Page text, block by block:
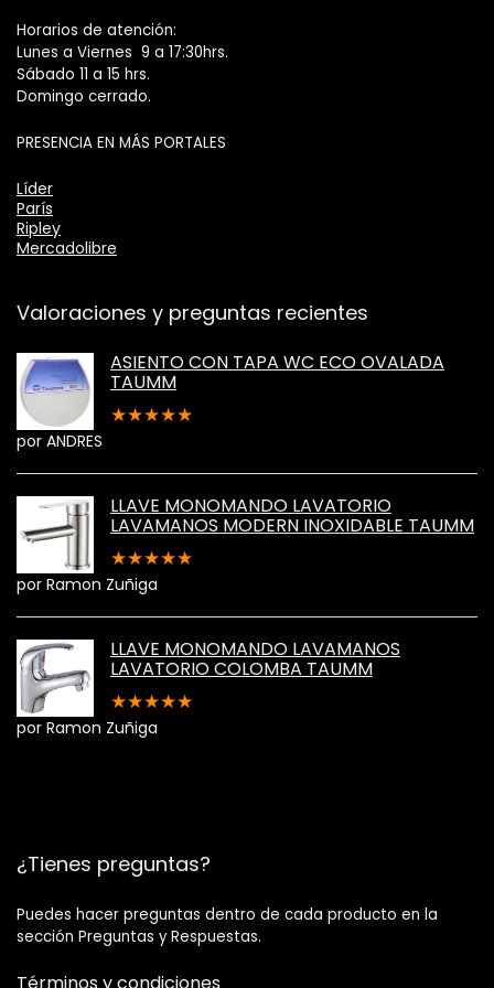
Horarios de atención:
Lunes a Viernes 9 a 17:30hrs.
Sábado 11 a 15 hrs.
Domingo cerrado.
PRESENCIA EN MÁS PORTALES
Líder
París
Ripley
Mercadolibre
Valoraciones y preguntas recientes
ASIENTO CON TAPA WC ECO OVALADA
TAUMM
★★★★★
por ANDRES
LLAVE MONOMANDO LAVATORIO
LAVAMANOS MODERN INOXIDABLE TAUMM
★★★★★
por Ramon Zuñiga
LLAVE MONOMANDO LAVAMANOS
LAVATORIO COLOMBA TAUMM
★★★★★
por Ramon Zuñiga
¿Tienes preguntas?
Puedes hacer preguntas dentro de cada producto en la
sección Preguntas y Respuestas.
Términos y condiciones